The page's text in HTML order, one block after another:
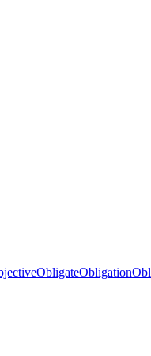
ObligateObligation